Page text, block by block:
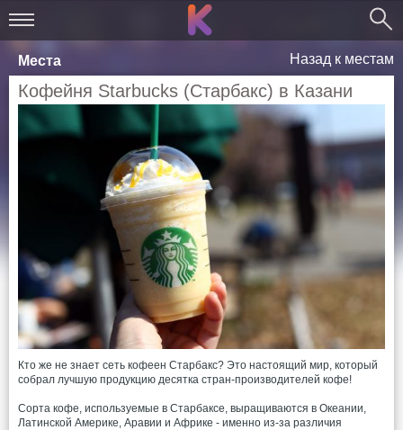
Места Назад к местам
Кофейня Starbucks (Старбакс) в Казани
Кто же не знает сеть кофеен Старбакс? Это настоящий мир, который
собрал лучшую продукцию десятка стран-производителей кофе!
Сорта кофе, используемые в Старбаксе, выращиваются в Океании,
Латинской Америке, Аравии и Африке - именно из-за различия